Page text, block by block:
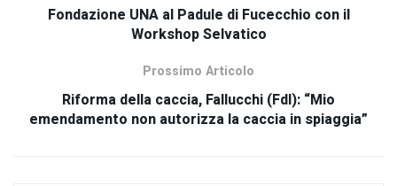
Fondazione UNA al Padule di Fucecchio con il
Workshop Selvatico
Prossimo Articolo
Riforma della caccia, Fallucchi (FdI): “Mio
emendamento non autorizza la caccia in spiaggia”